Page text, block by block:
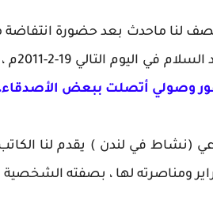
لنا ماحدث بعد حضورة انتفاضة
19-2-2011م ، وتوجهنا صوب المطار" تم يضيف مؤكداً
(نشاط في لندن ) يقدم لنا الكاتب
ومناصرته لها ، بصفته الشخصية